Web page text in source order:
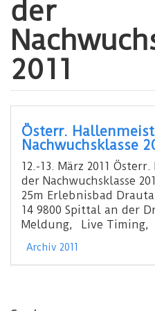
der
2011
Österr.
Nachwuchsklasse
12.-13. März 2011
der Nachwuchsklasse
25m Erlebnisbad
14 9800 Spittal an der
Meldung, Live
Archiv 2011